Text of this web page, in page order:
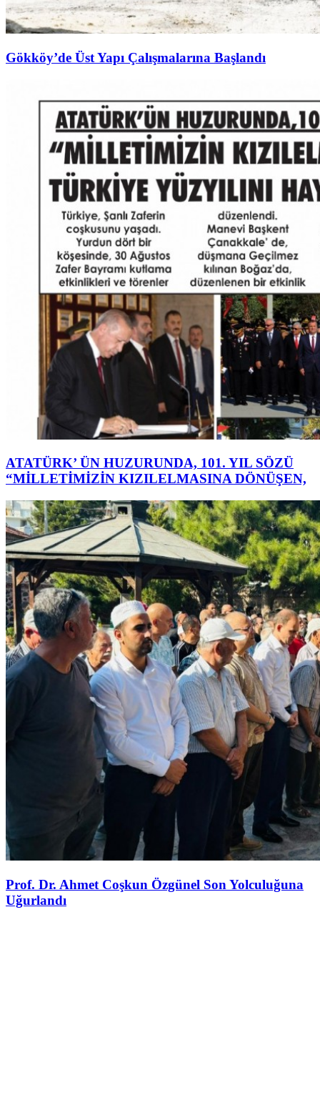
Gökköy’de Üst Yapı Çalışmalarına Başlandı
ATATÜRK’ ÜN HUZURUNDA, 101. YIL SÖZÜ
“MİLLETİMİZİN KIZILELMASINA DÖNÜŞEN,
Prof. Dr. Ahmet Coşkun Özgünel Son Yolculuğuna
Uğurlandı